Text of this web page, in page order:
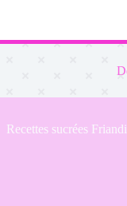
Recettes sucrées